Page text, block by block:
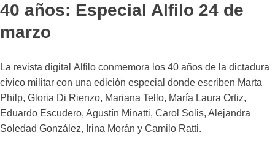
40 años: Especial Alfilo 24 de
marzo
La revista digital Alfilo conmemora los 40 años de la dictadura
cívico militar con una edición especial donde escriben Marta
Philp, Gloria Di Rienzo, Mariana Tello, María Laura Ortiz,
Eduardo Escudero, Agustín Minatti, Carol Solis, Alejandra
Soledad González, Irina Morán y Camilo Ratti.